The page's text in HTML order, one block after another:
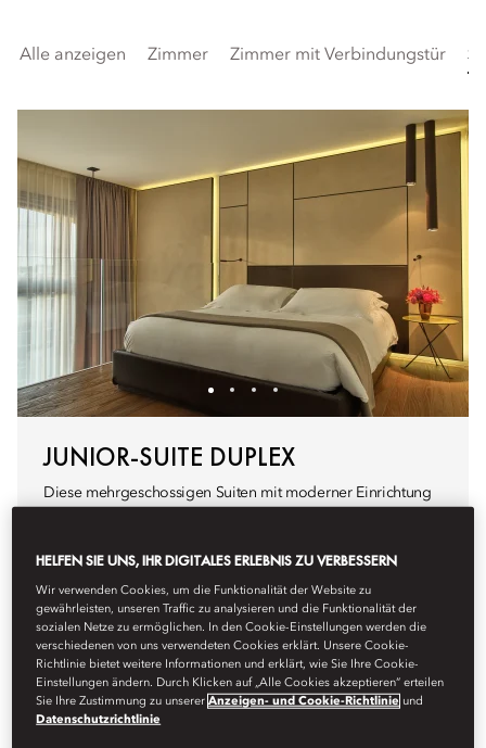
Alle anzeigen Zimmer Zimmer mit Verbindungstür
JUNIOR-SUITE DUPLEX
Diese mehrgeschossigen Suiten mit moderner Einrichtung
Badezimmer, eines auf jeder Etage, sind mit einer
Regendusche und, in einigen Suiten, mit einer tiefen
Badewanne ausgestattet.
Highlights umfassen:
Design mit versetzten Ebenen
HELFEN SIE UNS, IHR DIGITALES ERLEBNIS ZU VERBESSERN
Wir verwenden Cookies, um die Funktionalität der Website zu
gewährleisten, unseren Traffic zu analysieren und die Funktionalität der
sozialen Netze zu ermöglichen. In den Cookie-Einstellungen werden die
verschiedenen von uns verwendeten Cookies erklärt. Unsere Cookie-
Richtlinie bietet weitere Informationen und erklärt, wie Sie Ihre Cookie-
Einstellungen ändern. Durch Klicken auf „Alle Cookies akzeptieren“ erteilen
Sie Ihre Zustimmung zu unsererAnzeigen- und Cookie-Richtlinie und
Datenschutzrichtlinie